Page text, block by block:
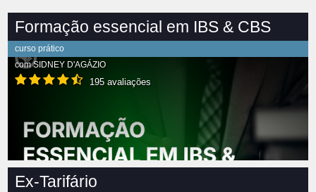
Formação essencial em IBS & CBS
curso prático
comSIDNEY D'AGÁZIO
195 avaliações
Ex-Tarifário